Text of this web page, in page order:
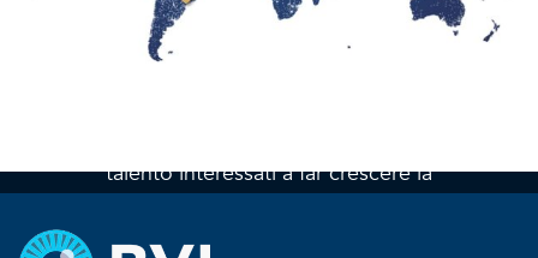
Lavora con noi
talento interessati a far crescere la